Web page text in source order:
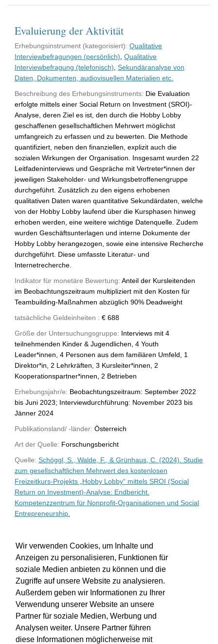
Wir verwenden Cookies, um Inhalte und
Anzeigen zu personalisieren, Funktionen für
soziale Medien anbieten zu können und die
Zugriffe auf unsere Website zu analysieren.
Außerdem geben wir Informationen zu Ihrer
Verwendung unserer Website an unsere
Partner für soziale Medien, Werbung und
Analysen weiter. Unsere Partner führen
diese Informationen möglicherweise mit
Evaluierung der Aktivität
Erhebungsinstrument (kategorisiert): Qualitative
Interviewbefragungen (persönlich) Qualitative
Interviewbefragung (telefonisch) Sekundäranalyse von
Daten, Dokumenten, audiovisuellen Materialien etc.
Beschreibung des Erhebungsinstruments: Die Evaluation
erfolgte mittels einer Social Return on Investment (SROI)-
Analyse, deren Ziel es ist, den durch die Hobby Lobby
geschaffenen gesellschaftlichen Mehrwert möglichst
umfangreich zu erfassen und zu bewerten. Die Methode
quantifiziert, neben den finanziellen, explizit auch die
sozialen Wirkungen der Organisation. Insgesamt wurden 22
Leitfadeninterviews und Gespräche mit Vertreter*innen der
jeweiligen Stakeholder- und Wirkungsbetroffenengruppe
durchgeführt. Zusätzlich zu den eigens erhobenen
qualitativen Daten waren quantitative Sekundärdaten, welche
von der Hobby Lobby laufend über die Kursphasen hinweg
erhoben werden, eine weitere wichtige Datenquelle. Zudem
wurden Geschäftsunterlagen und interne Dokumente der
Hobby Lobby herangezogen, sowie eine intensive Recherche
durchgeführt. Diese umfasste Literatur- und
Internetrecherche.
Indikator für monetäre Bewertung: Anteil der Kursleitenden
im Beobachtungszeitraum multipliziert mit den Kosten für
Teambuilding-Maßnahmen abzüglich 90% Deadweight
tatsächliche Geldeinheiten : € 688
Größe der Untersuchungsgruppe: Interviews mit 4
teilnehmenden Kinder & Jugendlichen, 4 Youth
Leader*innen, 4 Personen aus dem familiären Umfeld, 1
Direktor*in, 2 Lehrkräften, 3 Kursleiter*innen, 2
Kooperationspartner*innen, 2 Betrieben
Erhebungsjahr/e: Beobachtungszeitraum: September 2022
bis Juni 2023; Interviewdurchführung: November 2023 bis
Jänner 2024
Publikationsland/ -länder: Österreich
Art der Quelle: Forschungsbericht
Quelle: Schöggl, S., Walde, F., & Grünhaus, C. (2024). Studie
zum gesellschaftlichen Mehrwert des kostenlosen
Freizeitkurs-Projekts „Hobby Lobby“ mittels SROI (Social
Return on Investment)-Analyse: Endbericht.
Kompetenzzentrum für Nonprofit-Organisationen und Social
Entrepreneurship.